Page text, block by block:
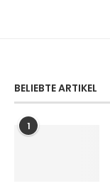
BELIEBTE ARTIKEL
1